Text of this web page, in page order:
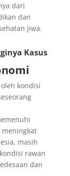
dari
dan
jiwa.
Kasus
kondisi
meningkat
masih
rawan
dan